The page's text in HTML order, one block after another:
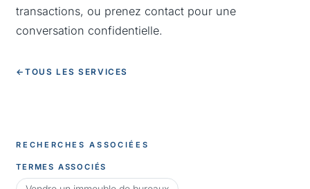
transactions, ou prenez contact pour une
conversation confidentielle.
← TOUS LES SERVICES
RECHERCHES ASSOCIÉES
TERMES ASSOCIÉS